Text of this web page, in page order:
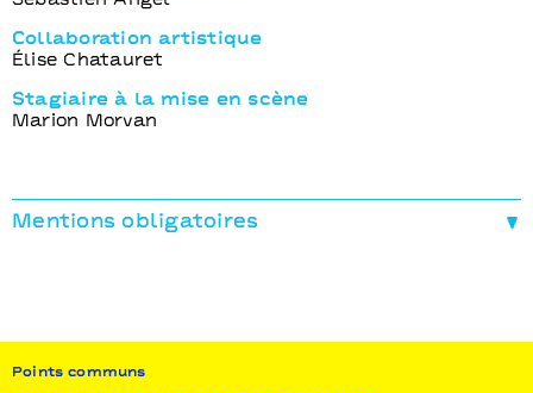
Collaboration artistique
Élise Chatauret
Stagiaire à la mise en scène
Marion Morvan
Mentions obligatoires
Compagnie Babel (dans le cadre de sa résidence
Points communs